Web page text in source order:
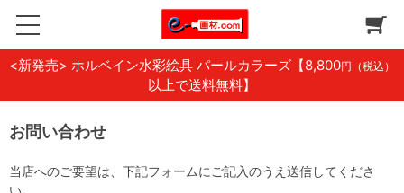
<新発売> ホルベイン水彩絵具 パールカラーズ 【8,800円（税込）
以上で送料無料】
お問い合わせ
当店へのご要望は、下記フォームにご記入のうえ送信してくださ
い。